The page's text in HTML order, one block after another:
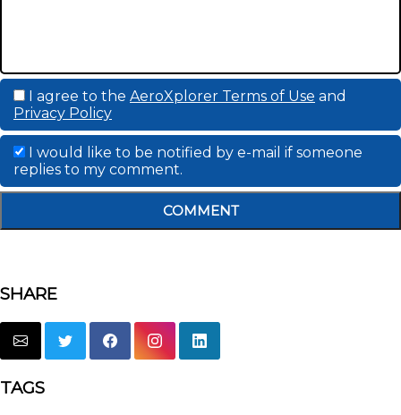
I agree to the AeroXplorer Terms of Use and
Privacy Policy
I would like to be notified by e-mail if someone
replies to my comment.
COMMENT
SHARE
TAGS